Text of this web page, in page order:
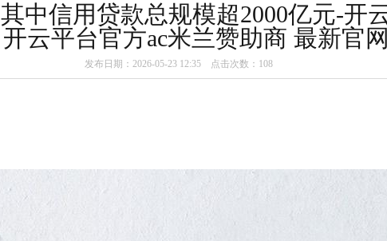
中信用贷款总规模超2000亿元-开
云平台官方ac米兰赞助商 最新官
发布日期：2026-05-23 12:35 点击次数：108